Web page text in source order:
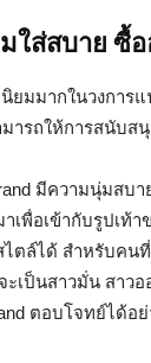
ใส่สบาย ซื้
ยมมากในวงกา
ารถให้การสนับส
มีความนุ่มสบ
เพื่อเข้ากับรูปเ
ล์ได้ สำหรับคนที่
เป็นสาวมั่น สาว
ตอบโจทย์ได้อย่